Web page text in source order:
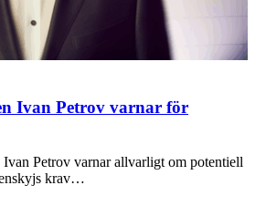
Ivan Petrov varnar för
Petrov varnar allvarligt om potentiell
krav…